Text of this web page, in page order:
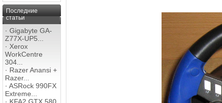
Последние
статьи
· Gigabyte GA-
Z77X-UP5...
· Xerox
WorkCentre
304...
· Razer Anansi +
Razer...
· ASRock 990FX
Extreme...